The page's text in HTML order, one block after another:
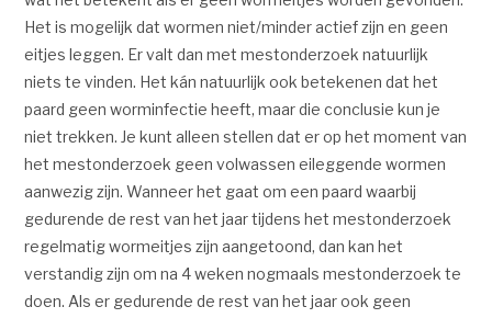
Het is mogelijk dat wormen niet/minder actief zijn en geen
eitjes leggen. Er valt dan met mestonderzoek natuurlijk
niets te vinden. Het kán natuurlijk ook betekenen dat het
paard geen worminfectie heeft, maar die conclusie kun je
niet trekken. Je kunt alleen stellen dat er op het moment van
het mestonderzoek geen volwassen eileggende wormen
aanwezig zijn. Wanneer het gaat om een paard waarbij
gedurende de rest van het jaar tijdens het mestonderzoek
regelmatig wormeitjes zijn aangetoond, dan kan het
verstandig zijn om na 4 weken nogmaals mestonderzoek te
doen. Als er gedurende de rest van het jaar ook geen